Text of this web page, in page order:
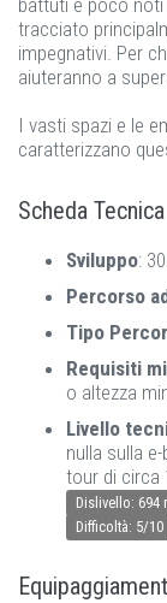
battuti e poco
tracciato
impegnativi. Per
aiuteranno a
I vasti spazi e le
caratterizzano
Scheda Tecnica
Sviluppo:
Percorso
Tipo
Requisiti
o altezza
Livello
nulla sulla
tour di circa
Dislivello: 694
Difficoltà: 5/10